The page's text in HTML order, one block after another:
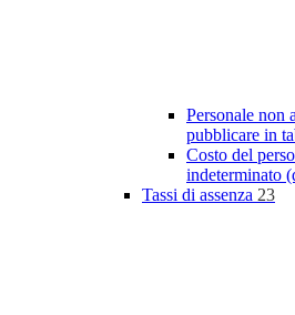
Personale non
pubblicare in
Costo del
indeterminato
Tassi di assenza 23